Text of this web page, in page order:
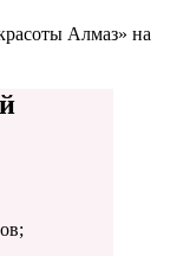
Алмаз» на